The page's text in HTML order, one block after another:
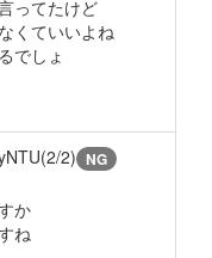
ってたけど
くていいよね
でしょ
2) NG
か
ね